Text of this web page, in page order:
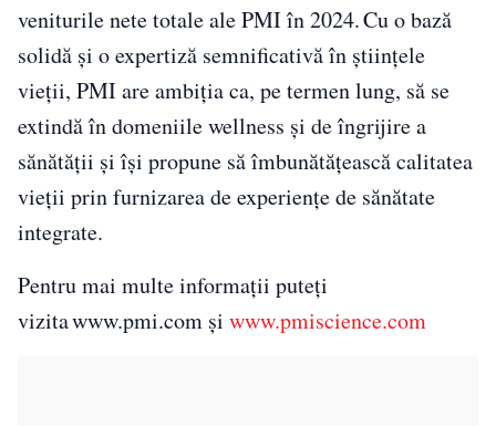
veniturile nete totale ale PMI în 2024. Cu o bază
solidă și o expertiză semnificativă în științele
vieții, PMI are ambiția ca, pe termen lung, să se
extindă în domeniile wellness și de îngrijire a
sănătății și își propune să îmbunătățească calitatea
vieții prin furnizarea de experiențe de sănătate
integrate.
Pentru mai multe informații puteți
vizita www.pmi.com și www.pmiscience.com